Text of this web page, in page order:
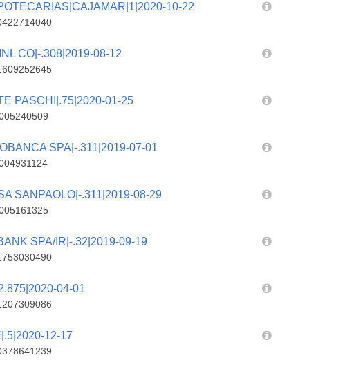
10-22
CO|-.308|2019-08-12
PASCHI|.75|2020-01-25
SPA|-.311|2019-07-01
SANPAOLO|-.311|2019-08-29
SPA/IR|-.32|2019-09-19
04-01
12-17